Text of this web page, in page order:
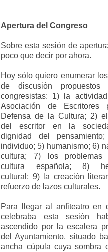
Apertura del Congreso
Sobre esta sesión de
poco que decir por ahora.
Hoy sólo quiero enumerar
de discusión
congresistas: 1) la
Asociación de Escritores
Defensa de la Cultura; 2)
del escritor en la
dignidad del
individuo; 5) humanismo; 6)
cultura; 7) los
cultura española; 8)
cultural; 9) la creación
refuerzo de lazos culturales.
Para llegar al anfiteatro en
celebraba esta sesión
ascendido por la escalera
del Ayuntamiento, situado
ancha cúpula cuya sombra